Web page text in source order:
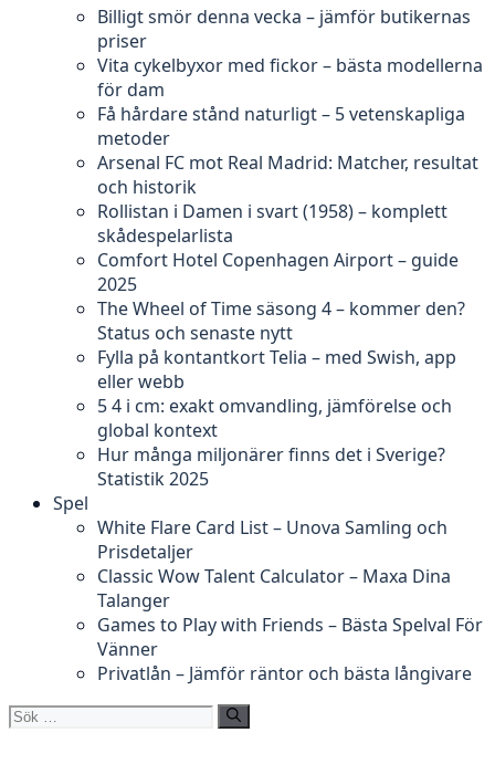
Billigt smör denna vecka – jämför butikernas
priser
Vita cykelbyxor med fickor – bästa modellerna
för dam
Få hårdare stånd naturligt – 5 vetenskapliga
metoder
Arsenal FC mot Real Madrid: Matcher, resultat
och historik
Rollistan i Damen i svart (1958) – komplett
skådespelarlista
Comfort Hotel Copenhagen Airport – guide
2025
The Wheel of Time säsong 4 – kommer den?
Status och senaste nytt
Fylla på kontantkort Telia – med Swish, app
eller webb
5 4 i cm: exakt omvandling, jämförelse och
global kontext
Hur många miljonärer finns det i Sverige?
Statistik 2025
Spel
White Flare Card List – Unova Samling och
Prisdetaljer
Classic Wow Talent Calculator – Maxa Dina
Talanger
Games to Play with Friends – Bästa Spelval För
Vänner
Privatlån – Jämför räntor och bästa långivare
Sök